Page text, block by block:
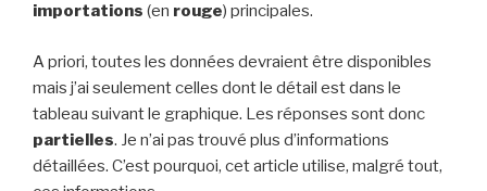
importations (en rouge) principales.
A priori, toutes les données devraient être disponibles
mais j’ai seulement celles dont le détail est dans le
tableau suivant le graphique. Les réponses sont donc
partielles. Je n’ai pas trouvé plus d’informations
détaillées. C’est pourquoi, cet article utilise, malgré tout,